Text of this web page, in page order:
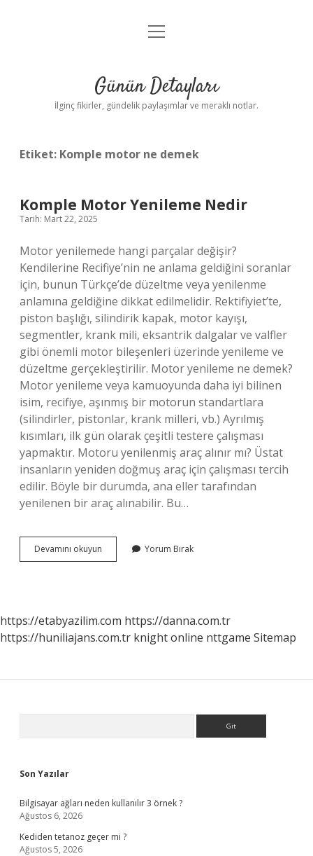
Gizlilik Politikası
Yasal Uyarı
menüyü
Günün Detayları
İlginç fikirler, gündelik paylaşımlar ve meraklı notlar.
Etiket: Komple motor ne demek
Komple Motor Yenileme Nedir
Tarih: Mart 22, 2025
Motor yenilemede hangi parçalar değişir?
Kendilerine Recifiye’nin ne anlama geldiğini soranlar
için, bunun Türkçe’de düzeltme veya yenilenme
anlamına geldiğine dikkat edilmelidir. Rektifiyiet’te,
piston başlığı, silindirik kapak, motor kayışı,
segmentler, krank mili, eksantrik dalgalar ve valfler
gibi önemli motor bileşenleri üzerinde yenileme ve
düzeltme gerçekleştirilir. Motor yenileme ne demek?
Motor yenileme veya kamuoyunda daha iyi bilinen
isim, recifiye, aşınmış bir motorun standartlara
(silindirler, pistonlar, krank milleri, vb.) Ayrılmış
kısımları, ilk gün olarak çeşitli testere çalışması
yapmaktır. Motoru yenilenmiş araç alınır mı? Üstat
insanların yeniden doğmuş araç için çalışması tercih
edilir. Böyle bir durumda, ana eller tarafından
yenilenen bir araç alınabilir. Bu…
Devamını okuyun
Motor
Yorum Bırak
https://etabyazilim.com https://danna.com.tr
https://huniliajans.com.tr knight online nttgame Sitemap
Son Yazılar
Bilgisayar ağları neden kullanılır 3 örnek ?
Ağustos 6, 2026
Kediden tetanoz geçer mi ?
Ağustos 5, 2026